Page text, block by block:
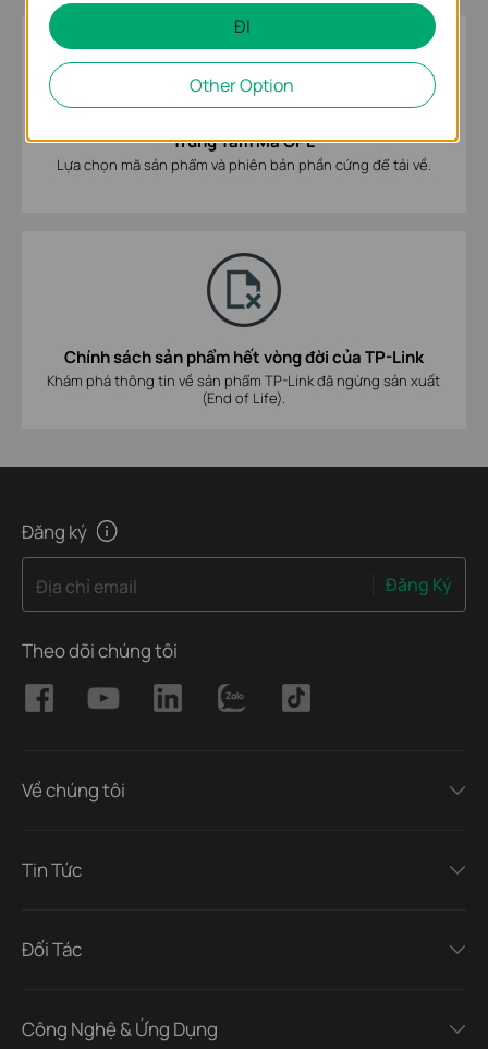
Trung Tâm Mã GPL
Lựa chọn mã sản phẩm và phiên bản phần cứng để tải về.
Chính sách sản phẩm hết vòng đời của TP-Link
Khám phá thông tin về sản phẩm TP-Link đã ngừng sản xuất
(End of Life).
Đăng ký
Địa chỉ email Đăng Ký
Theo dõi chúng tôi
Về chúng tôi
Tin Tức
Đối Tác
Công Nghệ & Ứng Dụng
ĐI
Other Option